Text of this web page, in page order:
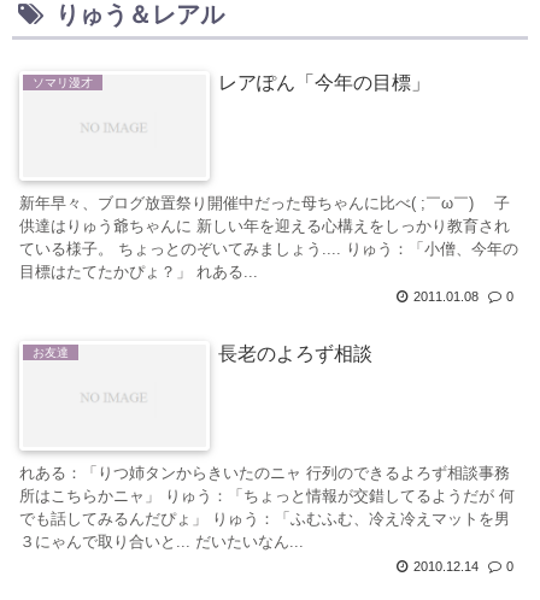
りゅう＆レアル
ソマリ漫才 レアぽん「今年の目標」
新年早々、ブログ放置祭り開催中だった母ちゃんに比べ( ;￣ω￣)ゞ 子
供達はりゅう爺ちゃんに 新しい年を迎える心構えをしっかり教育され
ている様子。 ちょっとのぞいてみましょう.... りゅう：「小僧、今年の
目標はたてたかぴょ？」 れある...
2011.01.08 0
お友達 長老のよろず相談
れある：「りつ姉タンからきいたのニャ 行列のできるよろず相談事務
所はこちらかニャ」 りゅう：「ちょっと情報が交錯してるようだが 何
でも話してみるんだぴょ」 りゅう：「ふむふむ、冷え冷えマットを男
３にゃんで取り合いと... だいたいなん...
2010.12.14 0